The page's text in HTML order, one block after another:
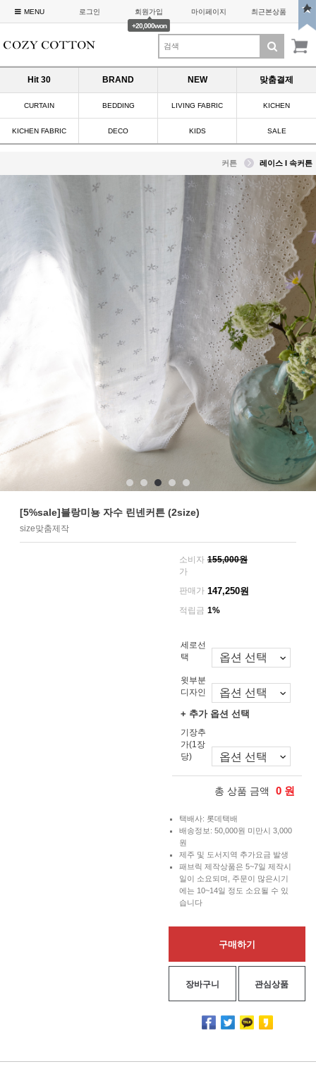
MENU 로그인
회원가입
+20,000won
마이페이지 최근본상품
Hit 30 BRAND NEW 맞춤결제
CURTAIN BEDDING LIVING FABRIC KICHEN
KICHEN FABRIC DECO KIDS SALE
커튼 레이스 I 속커튼
[5%sale]블랑미뇽 자수 린넨커튼 (2size)
size맞춤제작
소비자
가
155,000원
판매가 147,250원
적립금 1%
세로선
택
윗부분
디자인
+ 추가 옵션 선택
기장추
가(1장
당)
총 상품 금액 0 원
택배사: 롯데택배
배송정보: 50,000원 미만시 3,000
원
제주 및 도서지역 추가요금 발생
패브릭 제작상품은 5~7일 제작시
일이 소요되며, 주문이 많은시기
에는 10~14일 정도 소요될 수 있
습니다
구매하기
장바구니 관심상품